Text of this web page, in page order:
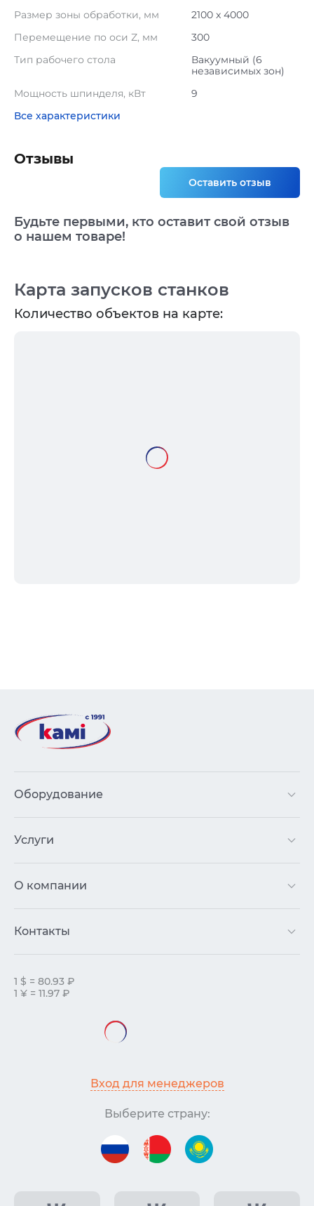
Размер зоны обработки, мм
2100 x 4000
Перемещение по оси Z, мм
300
Тип рабочего стола
Вакуумный (6
независимых зон)
Мощность шпинделя, кВт
9
Все характеристики
Карта запусков станков
Количество объектов на карте:
Отзывы
Оставить отзыв
Будьте первыми, кто оставит свой отзыв
о нашем товаре!
Оборудование
Услуги
О компании
Контакты
1 $ = 80.93 ₽
1 ¥ = 11.97 ₽
Вход для менеджеров
Выберите страну: